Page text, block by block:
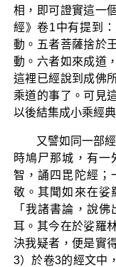
相，即可證實這一
經》卷1中有提到
動。五者菩薩捨於
動。六者如來成道
這裡已經說到成佛
乘道的事了。可見
以後結集成小乘經典
又譬如同一部
時鳩尸那城，有一
智，誦四毘陀經；
敬。其聞如來在娑
「我諸書論，說
耳。其今在於娑羅
決我疑者，便是實
3）於卷3的經文中